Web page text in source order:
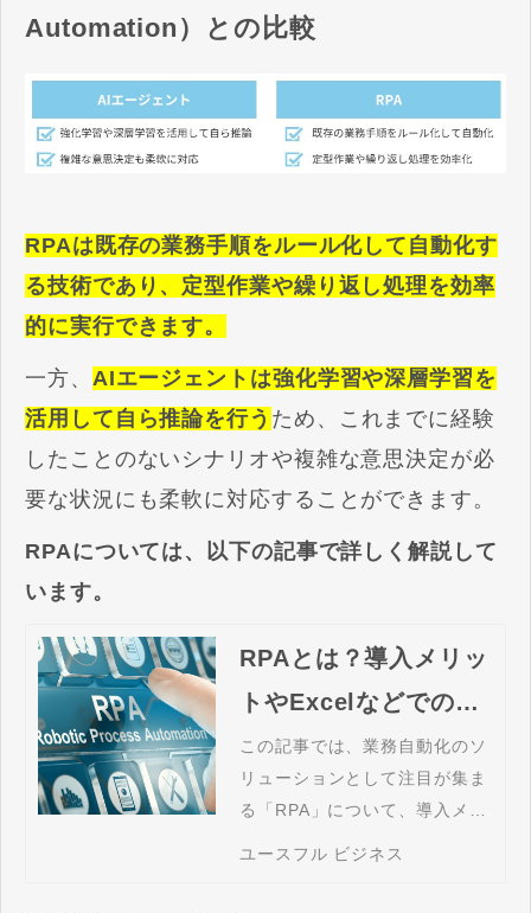
Automation）との比較
RPAは既存の業務手順をルール化して自動化す
る技術であり、定型作業や繰り返し処理を効率
的に実行できます。
一方、 AIエージェントは強化学習や深層学習を
活用して自ら推論を行う ため、これまでに経験
したことのないシナリオや複雑な意思決定が必
要な状況にも柔軟に対応することができます。
RPAについては、以下の記事で詳しく解説して
います。
RPAとは？導入メリッ
トやExcelなどでの活
用例を解説
この記事では、業務自動化のソ
リューションとして注目が集ま
る「RPA」について、導入メリ
ユースフル ビジネス